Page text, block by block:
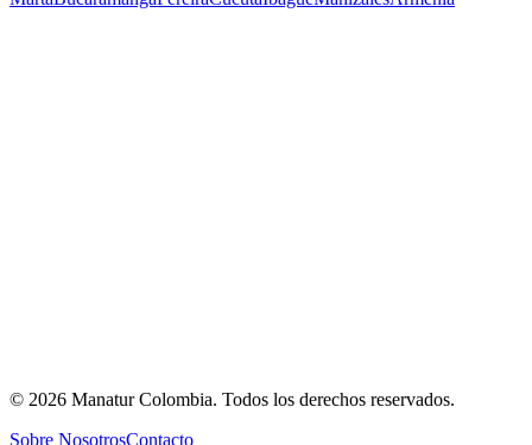
© 2026 Manatur Colombia. Todos los derechos reservados.
Sobre NosotrosContacto